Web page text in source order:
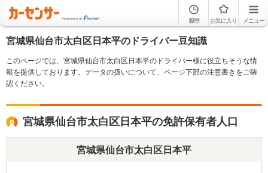
履歴 お気に入り メニュー
宮城県仙台市太白区日本平のドライバー豆知識
このページでは、宮城県仙台市太白区日本平のドライバー様に役立ちそうな情
報を提供しております。データの扱いについて、ページ下部の注意書きをご確
認ください。
宮城県仙台市太白区日本平の免許保有者人口
宮城県仙台市太白区日本平